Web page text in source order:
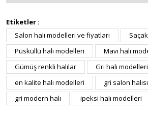
Etiketler :
Salon halı modelleri ve fiyatları
Püsküllü halı modelleri
Mavi halı
Gümüş renkli halılar
Gri halı
en kalite halı modelleri
gri salon halısı
gri modern halı
ipeksi halı modelleri